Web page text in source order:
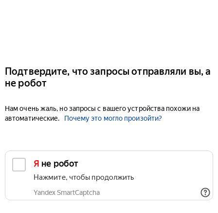
Подтвердите, что запросы отправляли вы, а
не робот
Нам очень жаль, но запросы с вашего устройства похожи на
автоматические.
Почему это могло произойти?
Я не робот
Нажмите, чтобы продолжить
Yandex SmartCaptcha